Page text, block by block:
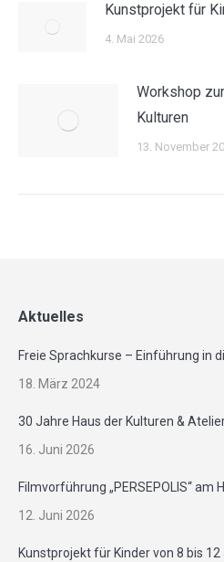
Kunstprojekt für
4. Mai 2026
Workshop
Kulturen
13. November
Aktuelles
Freie Sprachkurse – Einführung in
18. März 2024
30 Jahre Haus der Kulturen &
16. Juni 2026
Filmvorführung „PERSEPOLIS“ am
12. Juni 2026
Kunstprojekt für Kinder von 8 bis 12